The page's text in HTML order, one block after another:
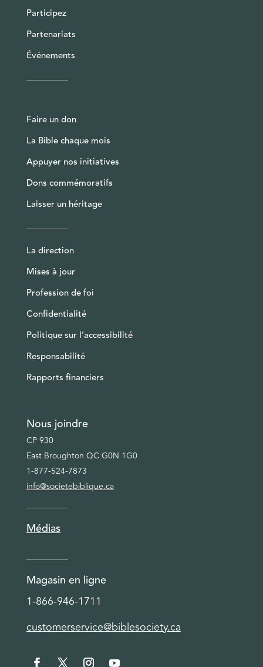
Participez
Partenariats
Événements
Faire un don
La Bible chaque mois
Appuyer nos initiatives
Dons commémoratifs
Laisser un héritage
La direction
Mises à jour
Profession de foi
Confidentialité
Politique sur l’accessibilité
Responsabilité
Rapports financiers
Nous joindre
CP 930
East Broughton QC G0N 1G0
1-877-524-7873
info@societebiblique.ca
Médias
Magasin en ligne
1-866-946-1711
customerservice@biblesociety.ca